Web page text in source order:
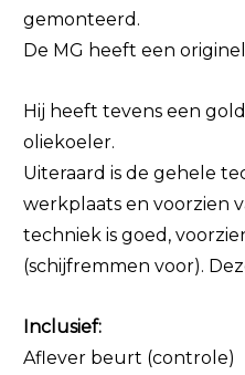
gemonteerd.
De MG heeft een
Hij heeft tevens een
oliekoeler.
Uiteraard is de gehele
werkplaats en voorzien
techniek is goed,
(schijfremmen voor).
Inclusief:
Aflever beurt (controle)